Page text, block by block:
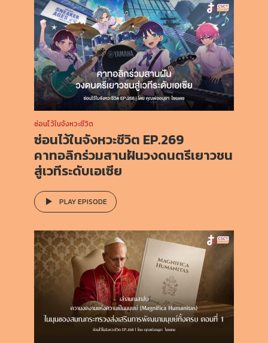
ซ่อนไว้ในจังหวะชีวิต
ซ่อนไว้ในจังหวะชีวิต EP.269
คาทอลิกร่วมสานฝันวงดนตรีเยาวชน
สู่เวทีระดับเอเซีย
PLAY EPISODE